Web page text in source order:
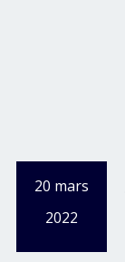
20 mars
2022